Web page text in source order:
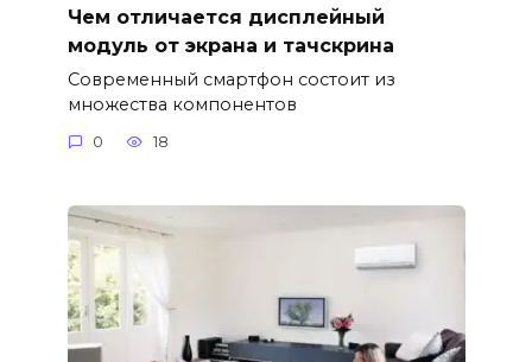
Чем отличается дисплейный
модуль от экрана и тачскрина
Современный смартфон состоит из
множества компонентов
0 18